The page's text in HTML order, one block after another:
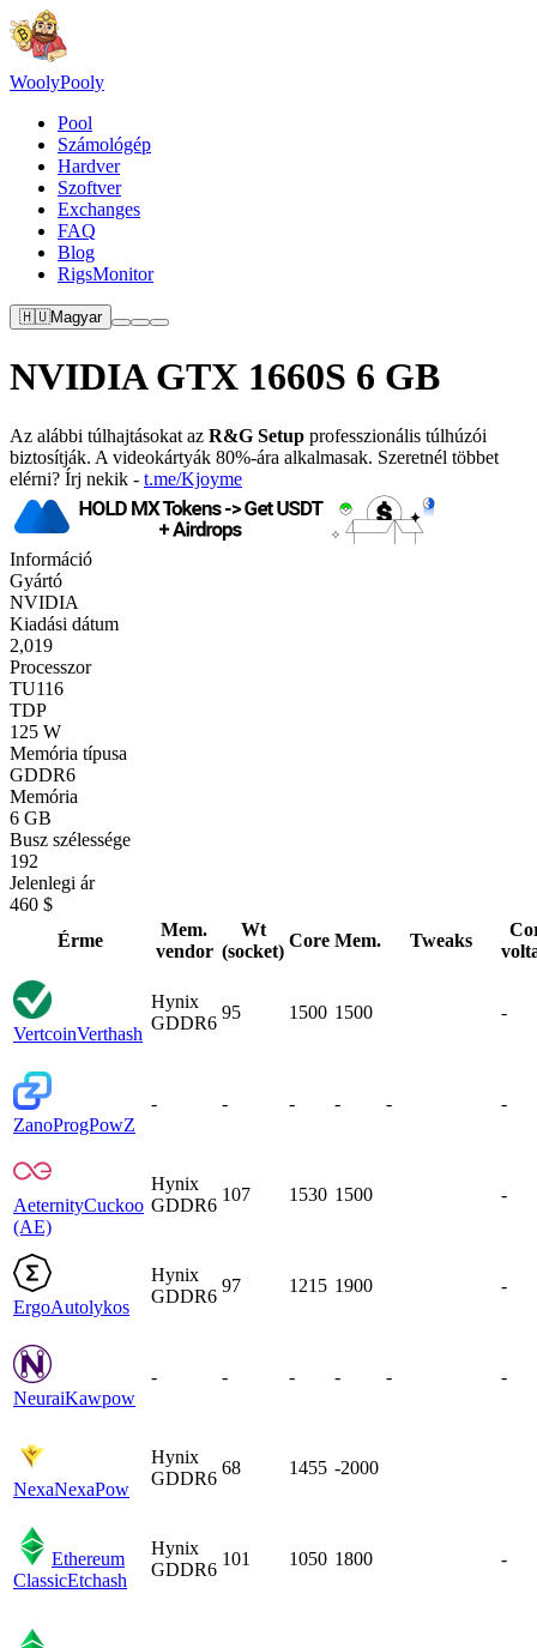
WoolyPooly
Pool
Számológép
Hardver
Szoftver
Exchanges
FAQ
Blog
RigsMonitor
🇭🇺Magyar
NVIDIA GTX 1660S 6 GB
Az alábbi túlhajtásokat az R&G Setup professzionális túlhúzói
biztosítják. A videokártyák 80%-ára alkalmasak. Szeretnél többet
elérni? Írj nekik - t.me/Kjoyme
Információ
Gyártó
NVIDIA
Kiadási dátum
2,019
Processzor
TU116
TDP
125 W
Memória típusa
GDDR6
Memória
6 GB
Busz szélessége
192
Jelenlegi ár
460 $
Érme
Mem.
vendor
Wt
(socket)
Core Mem. Tweaks
VertcoinVerthash
Hynix
GDDR6
95 1500 1500 -
ZanoProgPowZ
- - - - - -
AeternityCuckoo
(AE)
Hynix
GDDR6
107 1530 1500 -
ErgoAutolykos
Hynix
GDDR6
97 1215 1900 -
NeuraiKawpow
- - - - - -
NexaNexaPow
Hynix
GDDR6
68 1455 -2000
Ethereum
ClassicEtchash
Hynix
GDDR6
101 1050 1800 -